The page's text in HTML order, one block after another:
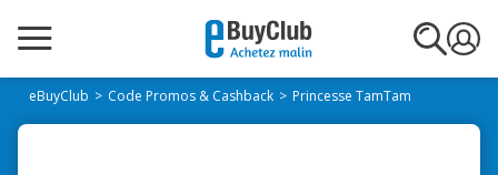
eBuyClub Code Promos & Cashback Princesse TamTam